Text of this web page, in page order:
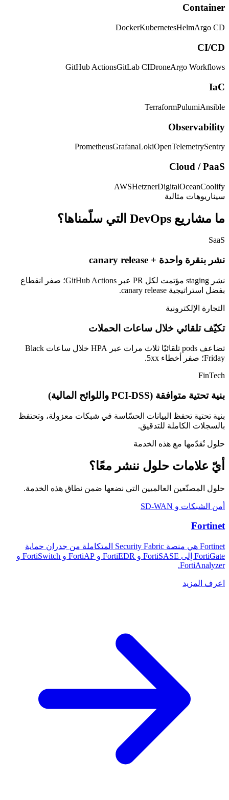
Container
DockerKubernetesHelmArgo CD
CI/CD
GitHub ActionsGitLab CIDroneArgo Workflows
IaC
TerraformPulumiAnsible
Observability
PrometheusGrafanaLokiOpenTelemetrySentry
Cloud / PaaS
AWSHetznerDigitalOceanCoolify
سيناريوهات مثالية
ما مشاريع DevOps التي سلّمناها؟
SaaS
نشر بنقرة واحدة + canary release
نشر staging مؤتمت لكل PR عبر GitHub Actions؛ صفر انقطاع
بفضل استراتيجية canary release.
التجارة الإلكترونية
تكيّف تلقائي خلال ساعات الحملات
تضاعف pods تلقائيًا ثلاث مرات عبر HPA خلال ساعات Black
Friday؛ صفر أخطاء 5xx.
FinTech
بنية تحتية متوافقة (PCI-DSS واللوائح المالية)
بنية تحتية تحفظ البيانات الحسّاسة في شبكات معزولة، وتحتفظ
بالسجلات الكاملة للتدقيق.
حلول نُقدّمها مع هذه الخدمة
أيّ علامات حلول ننشر معًا؟
حلول المصنّعين العالميين التي نضعها ضمن نطاق هذه الخدمة.
أمن الشبكات و SD-WAN
Fortinet
Fortinet هي منصة Security Fabric المتكاملة من جدران حماية
FortiGate إلى FortiSASE و FortiEDR و FortiAP و FortiSwitch و
FortiAnalyzer.
اعرف المزيد